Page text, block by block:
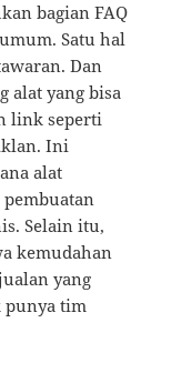
bagian FAQ
Satu hal
Dan
alat yang bisa
link seperti
Ini
alat
pembuatan
Selain itu,
kemudahan
yang
punya tim